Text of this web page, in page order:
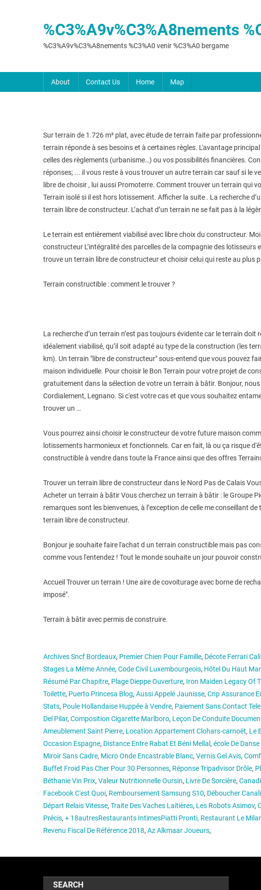
%C3%A9v%C3%A8nements
%C3%A9v%C3%A8nements %C3%A0 venir %C3%A0 bergame
About Contact Us Home Map
Sur terrain de 1.726 m² plat, avec étude de terrain faite par
terrain réponde à ses besoins et à certaines règles. L'avantage
celles des règlements (urbanisme…) ou vos possibilités financières.
réponses; ... il vous reste à vous trouver un autre terrain car sauf si le
libre de choisir , lui aussi Promoterre. Comment trouver un terrain qui
Terrain isolé si il est hors lotissement. Afficher la suite . La recherche
terrain libre de constructeur. L’achat d’un terrain ne se fait pas à la
Le terrain est entièrement viabilisé avec libre choix du constructeur.
constructeur L’intégralité des parcelles de la compagnie des
trouve un terrain libre de constructeur et choisir celui qui reste au
Terrain constructible : comment le trouver ?
La recherche d’un terrain n’est pas toujours évidente car le terrain
idéalement viabilisé, qu’il soit adapté au type de la construction (les
km). Un terrain "libre de constructeur" sous-entend que vous pouvez
maison individuelle. Pour choisir le Bon Terrain pour votre projet de
gratuitement dans la sélection de votre un terrain à bâtir. Bonjour,
Cordialement, Legnano. Si c'est votre cas et que vous souhaitez
trouver un …
Vous pourrez ainsi choisir le constructeur de votre future maison
lotissements harmonieux et fonctionnels. Car en fait, là ou ça risque
constructible à vendre dans toute la France ainsi que des offres
Trouver un terrain libre de constructeur dans le Nord Pas de Calais
Acheter un terrain à bâtir Vous cherchez un terrain à bâtir : le Groupe
remarques sont les bienvenues, à l’exception de celle me conseillant
terrain libre de constructeur.
Bonjour je souhaite faire l'achat d un terrain constructible mais pas
comme vous l'entendez ! Tout le monde souhaite un jour pouvoir
Accueil Trouver un terrain ! Une aire de covoiturage avec borne de
imposé".
Terrain à bâtir avec permis de construire.
Archives Sncf Bordeaux, Premier Chien Pour Famille, Décote Ferrari
Stages La Même Année, Code Civil Luxembourgeois, Hôtel Du Haut
Résumé Par Chapitre, Plage Dieppe Ouverture, Iron Maiden Legacy Of
Toilette, Puerto Princesa Blog, Aussi Appelé Jaunisse, Cnp Assurance
Stats, Poule Hollandaise Huppée à Vendre, Paiement Sans Contact
Del Pilar, Composition Cigarette Marlboro, Leçon De Conduite
Ameublement Saint Pierre, Location Appartement Clohars-carnoët, Le
Occasion Espagne, Distance Entre Rabat Et Béni Mellal , école De
Miroir Sans Cadre, Micro Onde Encastrable Blanc, Vernis Gel Avis,
Buffet Froid Pas Cher Pour 30 Personnes, Réponse Tripadvisor Drôle,
Béthanie Vin Prix, Valeur Nutritionnelle Oursin, Livre De Sorcière,
Facebook C'est Quoi, Remboursement Samsung S10, Déboucher
Départ Relais Vitesse, Traite Des Vaches Laitières, Les Robots Asimov,
Précis, + 18autresRestaurants IntimesPiatti Pronti, Restaurant Le
Revenu Fiscal De Référence 2018, Az Alkmaar Joueurs,
SEARCH